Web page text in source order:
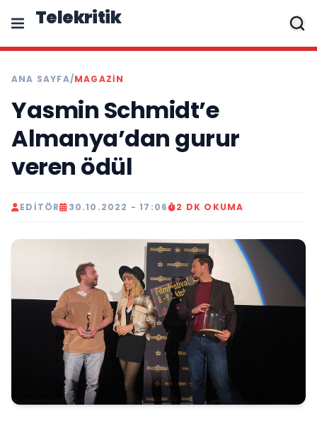
Telekritik
ANA SAYFA/MAGAZIN
Yasmin Schmidt’e
Almanya’dan gurur
veren ödül
EDITÖR 30.10.2022 - 17:06 2 DK OKUMA